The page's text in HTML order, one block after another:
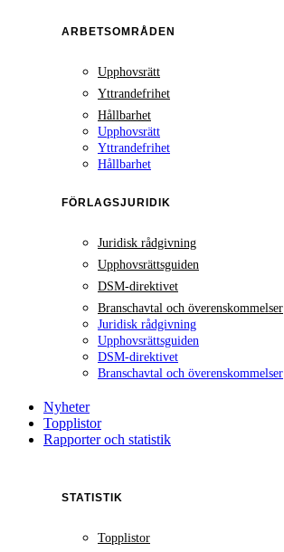
ARBETSOMRÅDEN
Upphovsrätt
Yttrandefrihet
Hållbarhet
Upphovsrätt
Yttrandefrihet
Hållbarhet
FÖRLAGSJURIDIK
Juridisk rådgivning
Upphovsrättsguiden
DSM-direktivet
Branschavtal och överenskommelser
Juridisk rådgivning
Upphovsrättsguiden
DSM-direktivet
Branschavtal och överenskommelser
Nyheter
Topplistor
Rapporter och statistik
STATISTIK
Topplistor